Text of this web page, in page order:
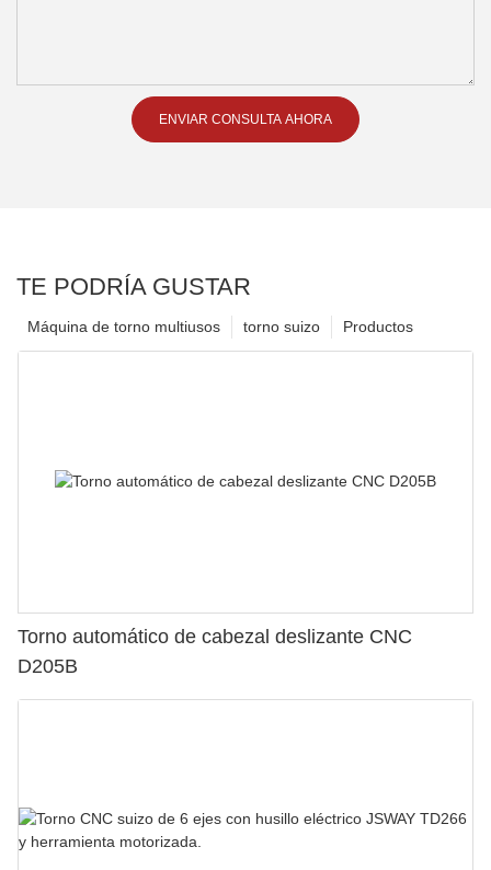
ENVIAR CONSULTA AHORA
TE PODRÍA GUSTAR
Productos
torno suizo
Máquina de torno multiusos
Torno automático de cabezal deslizante CNC
D205B